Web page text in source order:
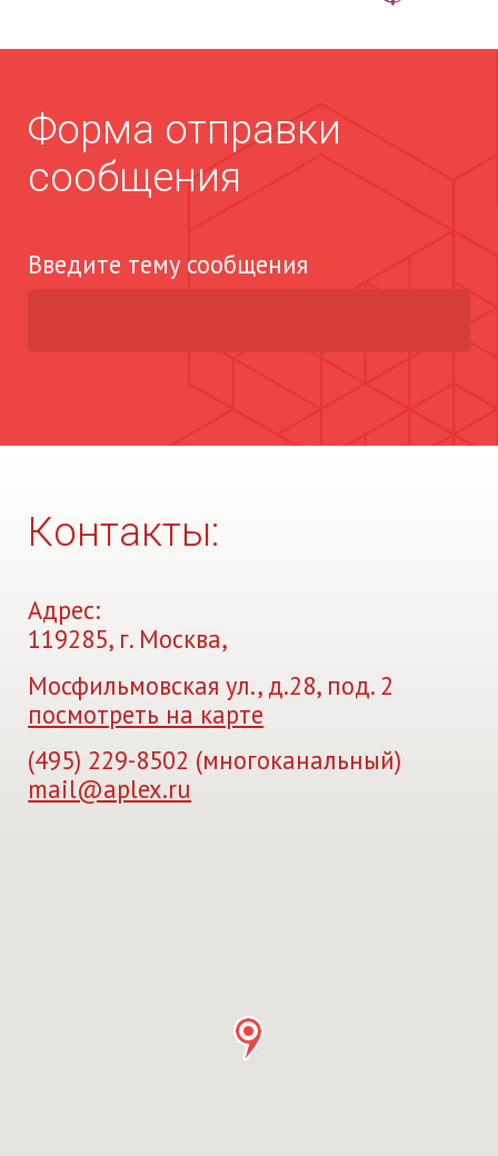
Форма отправки
сообщения
Введите тему сообщения
Контакты:
Адрес:
119285, г. Москва,
Мосфильмовская ул., д.28, под. 2
посмотреть на карте
(495) 229-8502 (многоканальный)
mail@aplex.ru